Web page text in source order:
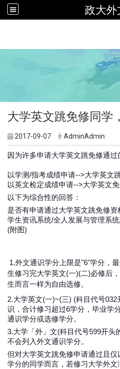
政大外
大学英文跳免修同学
2017-09-07 AdminAdmin
因为许多申请大学英文跳免修通过
以学测/指考成绩申请-->大学英文
以英文检定成绩申请-->大学英文
以下为综合性的回答：
是否有申请通过大学英文跳免修资
学生资讯系统/全人发展与管理系
(附图)
1.外文通识学分上限是"6"学分，
生修习完大学英文(一)(二)必修后
生而言一样为自由选修。
2.大学英文(一)~(三) (科目代号
识，合计修习超过6学分，毕业学
通识学分或选修学分。
3.大学「外」文(科目代号599开头
不会列入外文通识学分。
但对大学英文跳免修申请通过且
学分的同学而言，若修习大学外